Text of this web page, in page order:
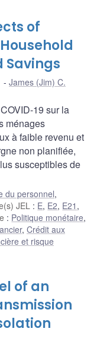
of
Savings
James (Jim) C.
19 sur la
ménages
à faible revenu et
non planifiée,
susceptibles de
du personnel,
JEL : E, E2, E21 ,
: Politique monétaire,
, Crédit aux
et risque
of an